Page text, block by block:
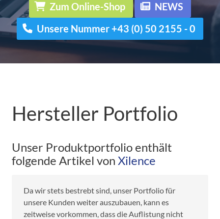
Zum Online-Shop
NEWS
Unsere Nummer +43 (0) 50 2155 - 0
Hersteller Portfolio
Unser Produktportfolio enthält
folgende Artikel von Xilence
Da wir stets bestrebt sind, unser Portfolio für
unsere Kunden weiter auszubauen, kann es
zeitweise vorkommen, dass die Auflistung nicht